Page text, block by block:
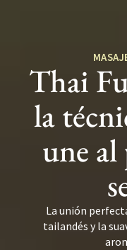
Thai
la
une al
La unión
tailandés y la